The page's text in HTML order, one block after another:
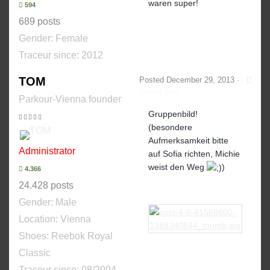
594
689 posts
Gender: Female
Traceur since: 2012
waren super!
TOM
Parkour-Vienna founder
Administrator
4.366
24.428 posts
Gender: Male
Location: Vienna
Shoes: Reebok Royal
Classic
Posted December 29, 2013 ·
Gruppenbild!
(besondere
Aufmerksamkeit bitte
auf Sofia richten, Michie
weist den Weg
)